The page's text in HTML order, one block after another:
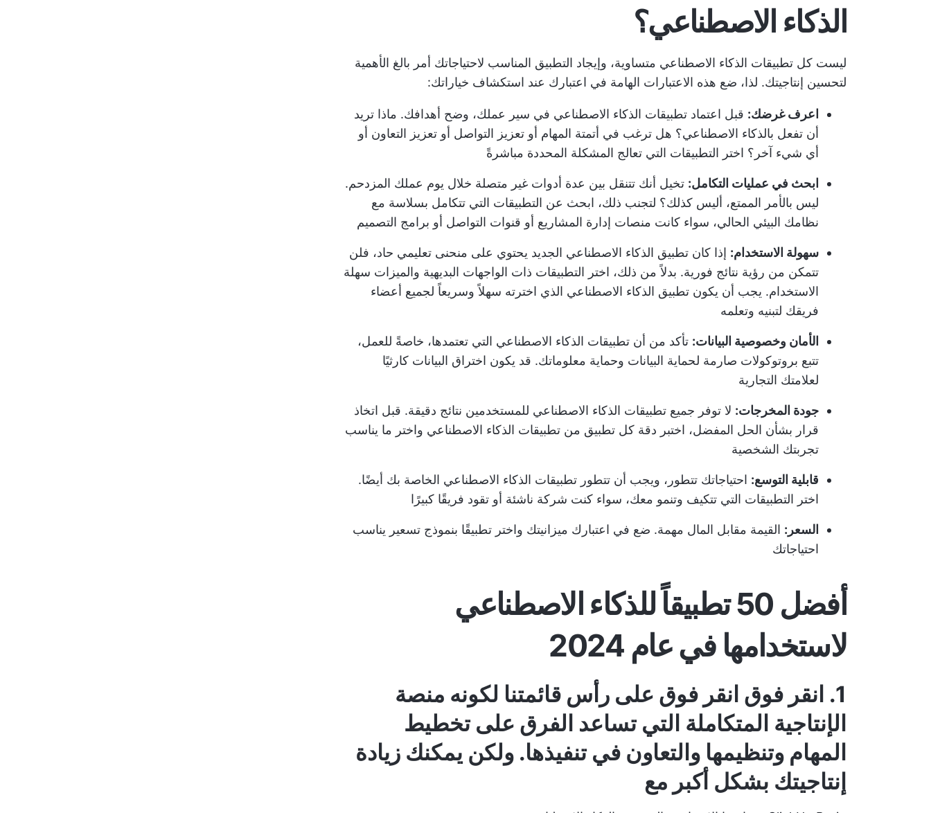
الذكاء الاصطناعي؟
ليست كل تطبيقات الذكاء الاصطناعي متساوية، وإيجاد التطبيق المناسب لاحتياجاتك أمر بالغ الأهمية
لتحسين إنتاجيتك. لذا، ضع هذه الاعتبارات الهامة في اعتبارك عند استكشاف خياراتك:
اعرف غرضك: قبل اعتماد تطبيقات الذكاء الاصطناعي في سير عملك، وضح أهدافك. ماذا تريد
أن تفعل بالذكاء الاصطناعي؟ هل ترغب في أتمتة المهام أو تعزيز التواصل أو تعزيز التعاون أو
أي شيء آخر؟ اختر التطبيقات التي تعالج المشكلة المحددة مباشرةً
ابحث في عمليات التكامل: تخيل أنك تتنقل بين عدة أدوات غير متصلة خلال يوم عملك المزدحم.
ليس بالأمر الممتع، أليس كذلك؟ لتجنب ذلك، ابحث عن التطبيقات التي تتكامل بسلاسة مع
نظامك البيئي الحالي، سواء كانت منصات إدارة المشاريع أو قنوات التواصل أو برامج التصميم
سهولة الاستخدام: إذا كان تطبيق الذكاء الاصطناعي الجديد يحتوي على منحنى تعليمي حاد، فلن
تتمكن من رؤية نتائج فورية. بدلاً من ذلك، اختر التطبيقات ذات الواجهات البديهية والميزات سهلة
الاستخدام. يجب أن يكون تطبيق الذكاء الاصطناعي الذي اخترته سهلاً وسريعاً لجميع أعضاء
فريقك لتبنيه وتعلمه
الأمان وخصوصية البيانات: تأكد من أن تطبيقات الذكاء الاصطناعي التي تعتمدها، خاصةً للعمل،
تتبع بروتوكولات صارمة لحماية البيانات وحماية معلوماتك. قد يكون اختراق البيانات كارثيًا
لعلامتك التجارية
جودة المخرجات: لا توفر جميع تطبيقات الذكاء الاصطناعي للمستخدمين نتائج دقيقة. قبل اتخاذ
قرار بشأن الحل المفضل، اختبر دقة كل تطبيق من تطبيقات الذكاء الاصطناعي واختر ما يناسب
تجربتك الشخصية
قابلية التوسع: احتياجاتك تتطور، ويجب أن تتطور تطبيقات الذكاء الاصطناعي الخاصة بك أيضًا.
اختر التطبيقات التي تتكيف وتنمو معك، سواء كنت شركة ناشئة أو تقود فريقًا كبيرًا
السعر: القيمة مقابل المال مهمة. ضع في اعتبارك ميزانيتك واختر تطبيقًا بنموذج تسعير يناسب
احتياجاتك
أفضل 50 تطبيقاً للذكاء الاصطناعي
لاستخدامها في عام 2024
1
. انقر فوق انقر فوق على رأس قائمتنا لكونه منصة
الإنتاجية المتكاملة التي تساعد الفرق على تخطيط
المهام وتنظيمها والتعاون في تنفيذها. ولكن يمكنك زيادة
إنتاجيتك بشكل أكبر مع